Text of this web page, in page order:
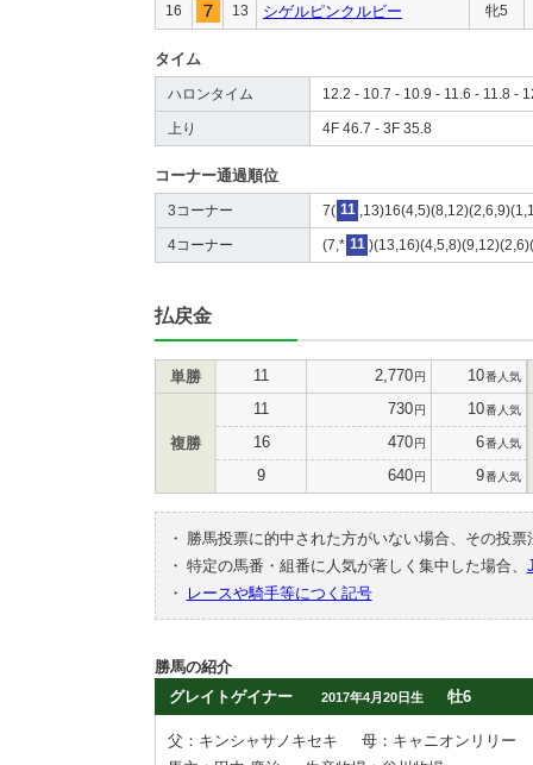
16 13 シゲルピンクルビー 牝5
タイム
ハロンタイム 12.2 - 10.7 - 10.9 - 11.6 - 11.8 -
上り 4F 46.7 - 3F 35.8
コーナー通過順位
3コーナー 7( 11
4コーナー (7,* 11
払戻金
単勝 11 2,770円 10番人気
複勝
11 730円 10番人気
16 470円 6番人気
9 640円 9番人気
・
勝馬投票に的中された方がいない場合、その投
・ 特定の馬番・組番に人気が著しく集中した場合、
・
レースや騎手等につく記号
勝馬の紹介
グレイトゲイナー
2017年4月20日生 牡6
父：キンシャサノキセキ
母：キャニオンリリー